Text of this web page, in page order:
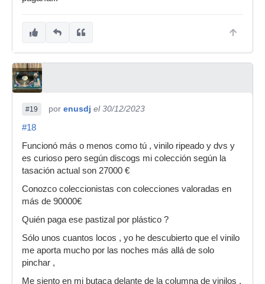
#19 por enusdj el 30/12/2023
#18
Funcionó más o menos como tú , vinilo ripeado y dvs y
es curioso pero según discogs mi colección según la
tasación actual son 27000 €
Conozco coleccionistas con colecciones valoradas en
más de 90000€
Quién paga ese pastizal por plástico ?
Sólo unos cuantos locos , yo he descubierto que el vinilo
me aporta mucho por las noches más allá de solo
pinchar ,
Me siento en mi butaca delante de la columna de vinilos ,